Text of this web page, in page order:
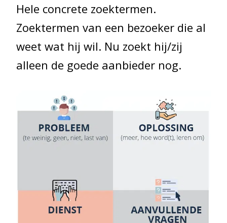
Hele concrete zoektermen.
Zoektermen van een bezoeker die al
weet wat hij wil. Nu zoekt hij/zij
alleen de goede aanbieder nog.